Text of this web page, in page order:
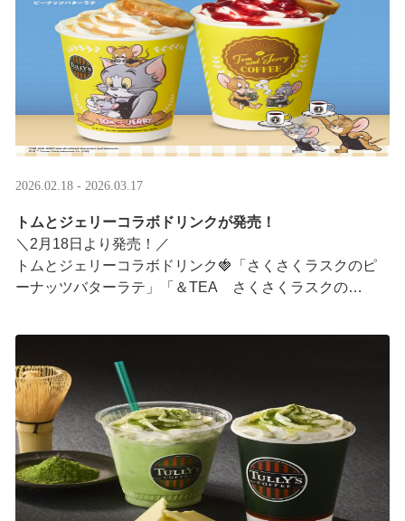
2026.02.18 - 2026.03.17
トムとジェリーコラボドリンクが発売！
＼2月18日より発売！／
トムとジェリーコラボドリンク🍓「さくさくラスクのピ
ーナッツバターラテ」「＆TEA さくさくラスクの